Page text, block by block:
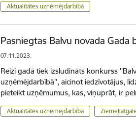
Aktualitātes uzņēmējdarbībā
Pasniegtas Balvu novada Gada
07.11.2023.
Reizi gadā tiek izsludināts konkurss
uzņēmējdarbībā'', aicinot iedzīvotājus,
pieteikt uzņēmumus, kas, viņuprāt, ir
Aktualitātes uzņēmējdarbībā